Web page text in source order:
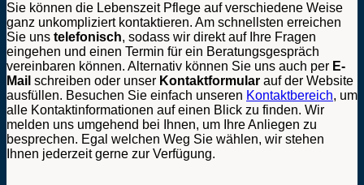
Sie können die Lebenszeit Pflege auf verschiedene Weise
ganz unkompliziert kontaktieren. Am schnellsten erreichen
Sie uns telefonisch, sodass wir direkt auf Ihre Fragen
eingehen und einen Termin für ein Beratungsgespräch
vereinbaren können. Alternativ können Sie uns auch per E-
Mail schreiben oder unser Kontaktformular auf der Website
ausfüllen. Besuchen Sie einfach unseren Kontaktbereich, um
alle Kontaktinformationen auf einen Blick zu finden. Wir
melden uns umgehend bei Ihnen, um Ihre Anliegen zu
besprechen. Egal welchen Weg Sie wählen, wir stehen
Ihnen jederzeit gerne zur Verfügung.